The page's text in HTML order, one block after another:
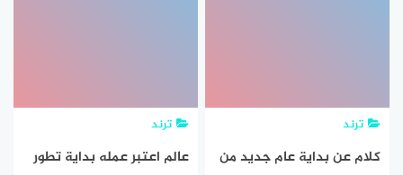
ترند
كلام عن بداية عام جديد من
ترند
عالم اعتبر عمله بداية تطور